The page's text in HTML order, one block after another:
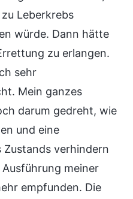
Leberkrebs
würde. Dann hätte
zu erlangen.
sehr
Mein ganzes
darum gedreht, wie
und eine
Zustands verhindern
meiner
empfunden. Die